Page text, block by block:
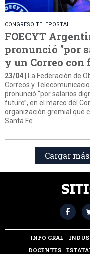
CONGRESO TELEPOSTAL
FOECYT
pronunció "por
y un Correo con
23/04 | La Federación de
Correos y
pronunció “por salarios
futuro”, en el marco del
organización gremial que
Santa Fe.
Cargar
INFO GRAL
DOCENTES